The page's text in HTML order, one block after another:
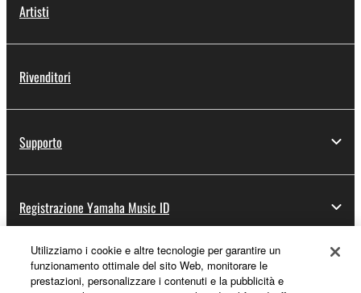
Artisti
Rivenditori
Supporto
Registrazione Yamaha Music ID
Informazioni su Yamaha
Utilizziamo i cookie e altre tecnologie per garantire un
funzionamento ottimale del sito Web, monitorare le
prestazioni, personalizzare i contenuti e la pubblicità e